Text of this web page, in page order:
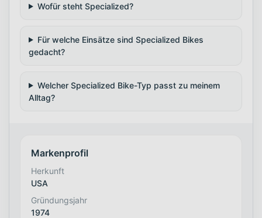
Wofür steht Specialized?
Für welche Einsätze sind Specialized Bikes
gedacht?
Welcher Specialized Bike-Typ passt zu meinem
Alltag?
Markenprofil
Herkunft
USA
Gründungsjahr
1974